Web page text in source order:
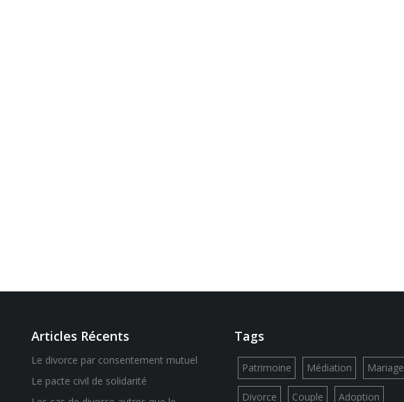
Articles Récents
Le divorce par consentement mutuel
Le pacte civil de solidarité
Tags
Patrimoine Médiation Mariage
Divorce Couple Adoption